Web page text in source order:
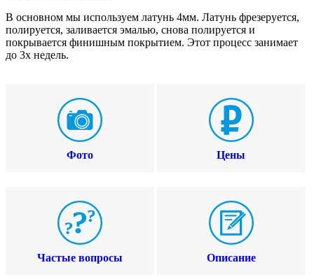
В основном мы используем латунь 4мм. Латунь фрезеруется,
полируется, заливается эмалью, снова полируется и
покрывается финишным покрытием. Этот процесс занимает
до 3х недель.
Фото Цены
Частые вопросы Описание